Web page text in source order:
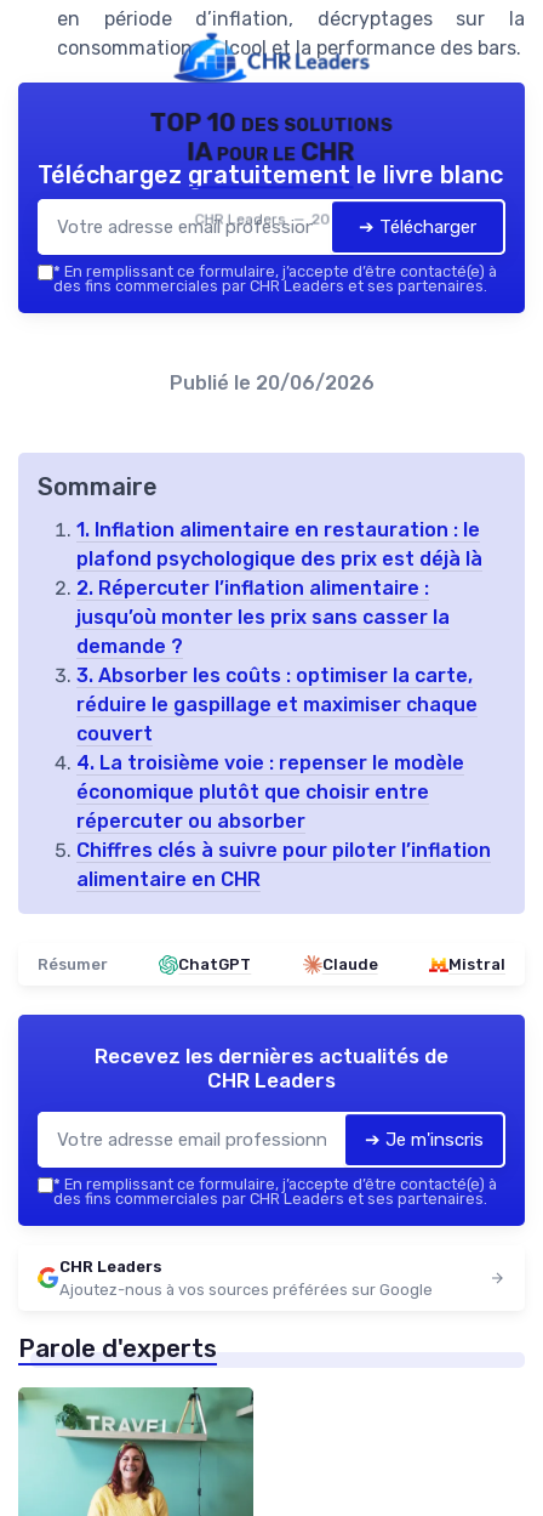
en période d’inflation, décryptages sur la
consommation d’alcool et la performance des bars.
TOP 10 des solutions
IA pour le CHR
CHR Leaders — 2026
Téléchargez gratuitement le livre blanc
➔ Télécharger
* En remplissant ce formulaire, j’accepte d’être contacté(e) à
des fins commerciales par CHR Leaders et ses partenaires.
Publié le 20/06/2026
Sommaire
1. Inflation alimentaire en restauration : le
plafond psychologique des prix est déjà là
2. Répercuter l’inflation alimentaire :
jusqu’où monter les prix sans casser la
demande ?
3. Absorber les coûts : optimiser la carte,
réduire le gaspillage et maximiser chaque
couvert
4. La troisième voie : repenser le modèle
économique plutôt que choisir entre
répercuter ou absorber
Chiffres clés à suivre pour piloter l’inflation
alimentaire en CHR
Résumer ChatGPT Claude Mistral
Recevez les dernières actualités de
CHR Leaders
➔ Je m'inscris
* En remplissant ce formulaire, j’accepte d’être contacté(e) à
des fins commerciales par CHR Leaders et ses partenaires.
CHR Leaders
Ajoutez-nous à vos sources préférées sur Google
Parole d'experts